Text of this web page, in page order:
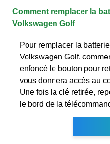
Comment remplacer la
Volkswagen Golf
Pour remplacer la
Volkswagen Golf,
enfoncé le bouton pour
vous donnera accès au
Une fois la clé retirée,
le bord de la